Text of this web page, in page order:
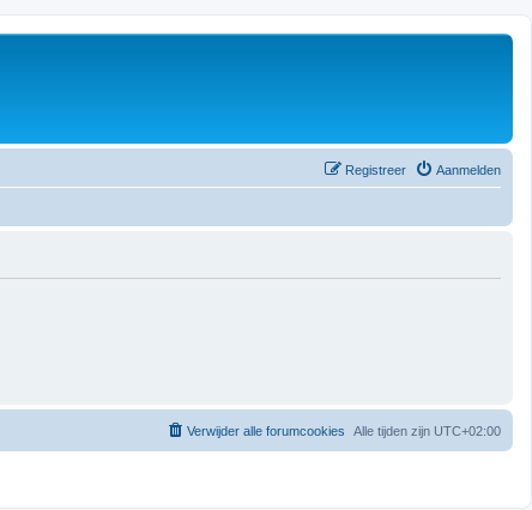
Aanmelden
Registreer
Alle tijden zijn UTC+02:00
Verwijder alle forumcookies